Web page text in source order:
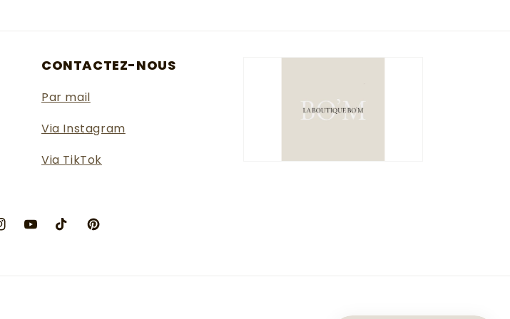
CONTACTEZ-NOUS
Par mail
Via Instagram
Via TikTok
YouTubeTikTokPinterest